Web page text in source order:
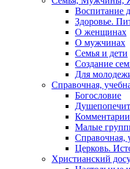
Воспитание
Здоровье.
О женщинах
О мужчинах
Семья и дети
Создание
Для
Справочная,
Богословие
Малые
Справочная,
Церковь.
Христианский